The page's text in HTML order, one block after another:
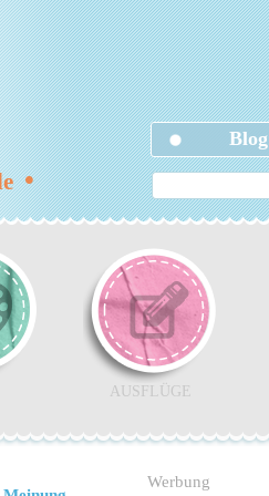
Blog
•
AUSFLÜGE
Werbung